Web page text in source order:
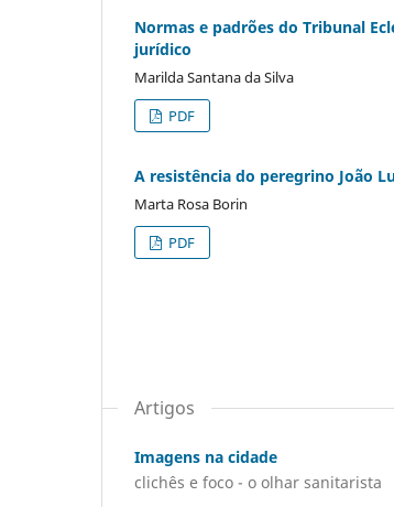
Normas e padrões do Tribunal
jurídico
Marilda Santana da Silva
PDF
A resistência do peregrino João
Marta Rosa Borin
PDF
Artigos
Imagens na cidade
clichês e foco - o olhar sanitarista